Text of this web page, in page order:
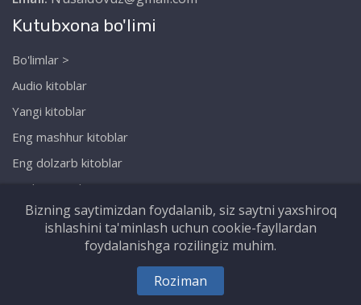
Kutubxona bo'limi
Bo'limlar >
Audio kitoblar
Yangi kitoblar
Eng mashhur kitoblar
Eng dolzarb kitoblar
Biz haqimizda
Copyright © Nursaidov.uz. Barcha huquqlar
himoyalangan!
Bizning saytimizdan foydalanib, siz saytni yaxshiroq
ishlashini ta'minlash uchun cookie-fayllardan
foydalanishga rozilingiz muhim.
Roziman